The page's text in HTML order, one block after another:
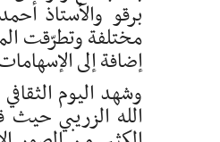
برقو والأستاذ
مختلفة وتطرّقت
إضافة إلى
وشهد اليوم
الله الزريبي